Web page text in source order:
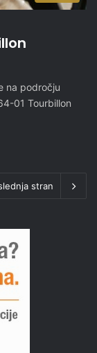
na področju
01 Tourbillon
stran